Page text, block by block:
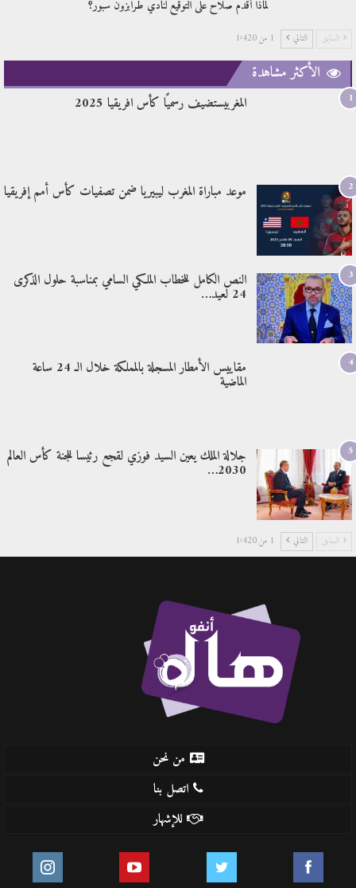
لماذا أقدم صلاح على التوقيع لنادي طرابزون سبور؟
السابق التالي 1 من 1٬420
الأكثر مشاهدة
1 المغربيستضيف رسميًا كأس افريقيا 2025
2 موعد مباراة المغرب ليبيريا ضمن تصفيات كأس أمم إفريقيا
3 النص الكامل للخطاب الملكي السامي بمناسبة حلول الذكرى
24 لعيد…
4 مقاييس الأمطار المسجلة بالمملكة خلال الـ 24 ساعة
الماضية
5 جلالة الملك يعين السيد فوزي لقجع رئيسا للجنة كأس العالم
2030…
السابق التالي 1 من 1٬420
من نحن
اتصل بنا
للإشهار